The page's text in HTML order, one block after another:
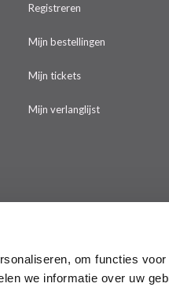
om functies
we informatie over uw
Registreren
Mijn bestellingen
Mijn tickets
Mijn verlanglijst